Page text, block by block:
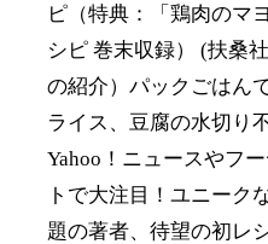
ピ（特典：「鶏肉のマ
シピ 巻末収録） (扶桑
の紹介）パックごはん
ライス、豆腐の水切り
Yahoo！ニュースやフ
トで大注目！ユニーク
題の著者、待望の初レ